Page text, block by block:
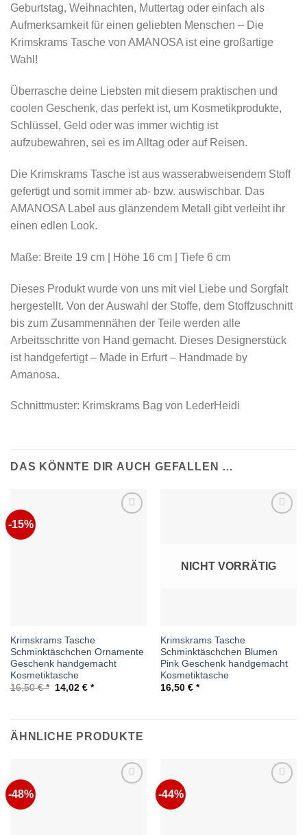
Geburtstag, Weihnachten, Muttertag oder einfach als
Aufmerksamkeit für einen geliebten Menschen – Die
Krimskrams Tasche von AMANOSA ist eine großartige
Wahl!
Überrasche deine Liebsten mit diesem praktischen und
coolen Geschenk, das perfekt ist, um Kosmetikprodukte,
Schlüssel, Geld oder was immer wichtig ist
aufzubewahren, sei es im Alltag oder auf Reisen.
Die Krimskrams Tasche ist aus wasserabweisendem Stoff
gefertigt und somit immer ab- bzw. auswischbar. Das
AMANOSA Label aus glänzendem Metall gibt verleiht ihr
einen edlen Look.
Maße: Breite 19 cm | Höhe 16 cm | Tiefe 6 cm
Dieses Produkt wurde von uns mit viel Liebe und Sorgfalt
hergestellt. Von der Auswahl der Stoffe, dem Stoffzuschnitt
bis zum Zusammennähen der Teile werden alle
Arbeitsschritte von Hand gemacht. Dieses Designerstück
ist handgefertigt – Made in Erfurt – Handmade by
Amanosa.
Schnittmuster: Krimskrams Bag von LederHeidi
DAS KÖNNTE DIR AUCH GEFALLEN …
-15%
Krimskrams Tasche
Schminktäschchen Ornamente
Geschenk handgemacht
Kosmetiktasche
16,50€
Ursprünglicher
14,02 € Aktueller
NICHT VORRÄTIG
Krimskrams Tasche
Schminktäschchen Blumen
Pink Geschenk handgemacht
Kosmetiktasche
16,50 €
ÄHNLICHE PRODUKTE
-48% -44%